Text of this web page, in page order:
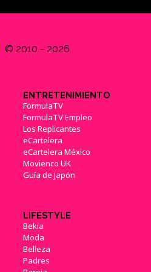
nueva serie de
Age: Inquisition'
de 'Dragon Age:
a PS3 ni a Xbox 360
novedades
Awards 2018
© 2010 - 2026
ENTRETENIMIENTO
FormulaTV
FormulaTV Empleo
Los Replicantes
eCartelera
eCartelera México
Movienco UK
Guía de Japón
LIFESTYLE
Bekia
Moda
Belleza
Padres